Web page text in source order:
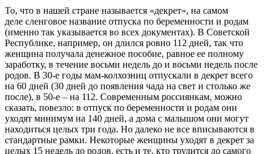
То, что в нашей стране называется «декрет», на самом
деле сленговое название отпуска по беременности и родам
(именно так указывается во всех документах). В Советской
Республике, например, он длился ровно 112 дней, так что
женщина получала денежное пособие, равное ее полному
заработку, в течение восьми недель до и восьми недель после
родов. В 30-е годы мам-колхозниц отпускали в декрет всего
на 60 дней (30 дней до появления чада на свет и столько же
после), в 50-е – на 112. Современным россиянкам, можно
сказать, повезло: в отпуск по беременности и родам они
уходят минимум на 140 дней, а дома с малышом они могут
находиться целых три года. Но далеко не все вписываются в
стандартные рамки. Некоторые женщины уходят в декрет за
целых 15 недель до родов, есть и те, кто трудится до самого